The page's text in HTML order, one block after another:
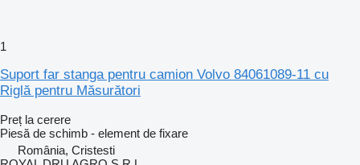
1
Suport far stanga pentru camion Volvo 84061089-11 cu
Riglă pentru Măsurători
Preț la cerere
Piesă de schimb - element de fixare
România, Cristesti